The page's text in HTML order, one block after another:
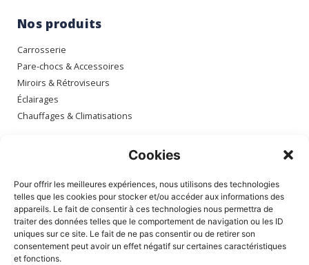
Cookies
Pour offrir les meilleures expériences, nous utilisons des technologies
telles que les cookies pour stocker et/ou accéder aux informations des
appareils. Le fait de consentir à ces technologies nous permettra de
traiter des données telles que le comportement de navigation ou les ID
uniques sur ce site. Le fait de ne pas consentir ou de retirer son
consentement peut avoir un effet négatif sur certaines caractéristiques
et fonctions.
Nos produits
Carrosserie
Pare-chocs & Accessoires
Miroirs & Rétroviseurs
Éclairages
Chauffages & Climatisations
Mon compte
Mes commandes
Mes adresses
Mon panier